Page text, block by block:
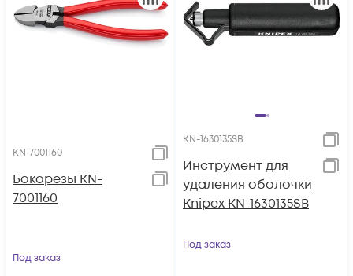
KN-7001160
Бокорезы KN-
7001160
Под заказ
KN-1630135SB
Инструмент для
удаления оболочки
Knipex KN-1630135SB
Под заказ